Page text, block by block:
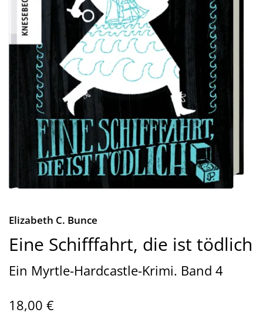
Elizabeth C. Bunce
Eine Schifffahrt, die ist tödlich
Ein Myrtle-Hardcastle-Krimi. Band 4
18,00 €